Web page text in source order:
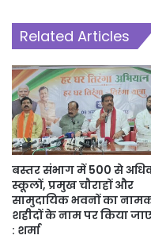
Related Articles
बस्तर संभाग में 500 से
स्कूलों, प्रमुख चौराहों और
सामुदायिक भवनों का
शहीदों के नाम पर किया
: शर्मा